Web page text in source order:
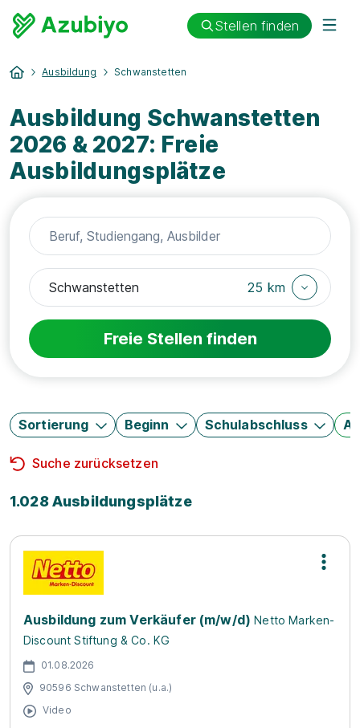
Stellen finden
Ausbildung Schwanstetten
Ausbildung Schwanstetten
2026 & 2027: Freie
Ausbildungsplätze
25 km
Freie Stellen finden
Sortierung Beginn Schulabschluss
Suche zurücksetzen
1.028 Ausbildungsplätze
Ausbildung zum Verkäufer (m/w/d) Netto Marken-
Discount Stiftung & Co. KG
01.08.2026
90596 Schwanstetten (u.a.)
Video